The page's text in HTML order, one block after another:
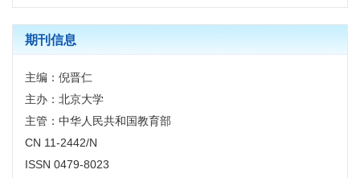
期刊信息
主编：倪晋仁
主办：北京大学
主管：中华人民共和国教育部
CN 11-2442/N
ISSN 0479-8023